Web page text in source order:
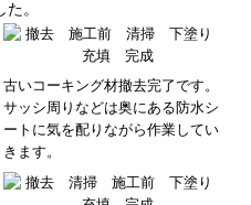
。
古いコーキング材撤去完了です。
サッシ周りなどは奥にある防水シ
ートに気を配りながら作業してい
きます。